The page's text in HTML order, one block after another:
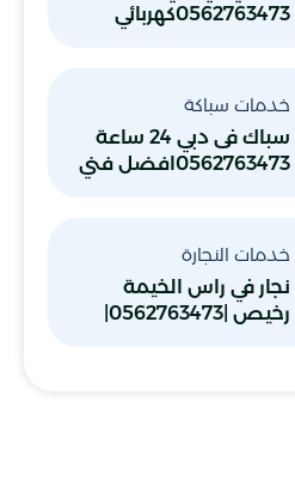
0562763473كهربائي
خدمات سباكة
سباك فى دبي 24 ساعة
0562763473افضل فني
خدمات النجارة
نجار في راس الخيمة